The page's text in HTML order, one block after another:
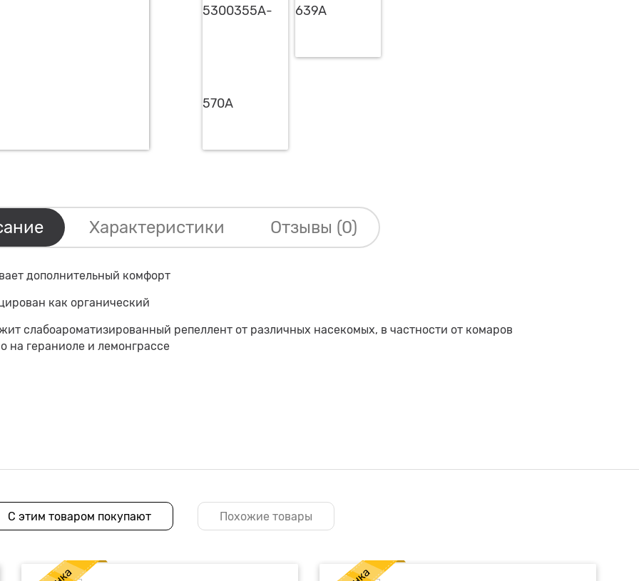
Характеристики Отзывы (0)
дополнительный комфорт
как органический
слабоароматизированный репеллент от различных насекомых, в частности от комаров
на гераниоле и лемонграссе
С этим товаром покупают Похожие товары